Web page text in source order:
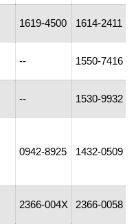
1619-4500 1614-2411
-- 1550-7416
-- 1530-9932
0942-8925 1432-0509
2366-004X 2366-0058